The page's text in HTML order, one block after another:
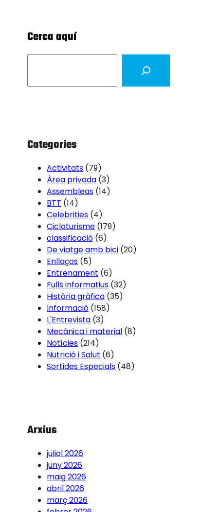
Cerca aquí
Categories
Activitats (79)
Àrea privada (3)
Assembleas (14)
BTT (14)
Celebrities (4)
Cicloturisme (179)
classificació (6)
De viatge amb bici (20)
Enllaços (5)
Entrenament (6)
Fulls informatius (32)
Història gràfica (35)
Informació (158)
L'Entrevista (3)
Mecànica i material (8)
Notícies (214)
Nutrició i Salut (6)
Sortides Especials (48)
Arxius
juliol 2026
juny 2026
maig 2026
abril 2026
març 2026